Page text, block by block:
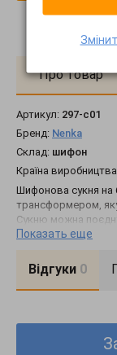
Про товар
Артикул: 297-c01
Бренд: Nenka
Склад: шифон
Країна
Шифонова сукня на
трансформером,
Сукню можна
вони відмінно
Показать еще
Відгуки 0